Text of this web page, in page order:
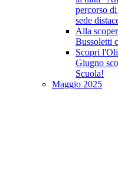
percorso
sede
Alla
Bussoletti
Scopri
Giugno
Scuola!
Maggio 2025